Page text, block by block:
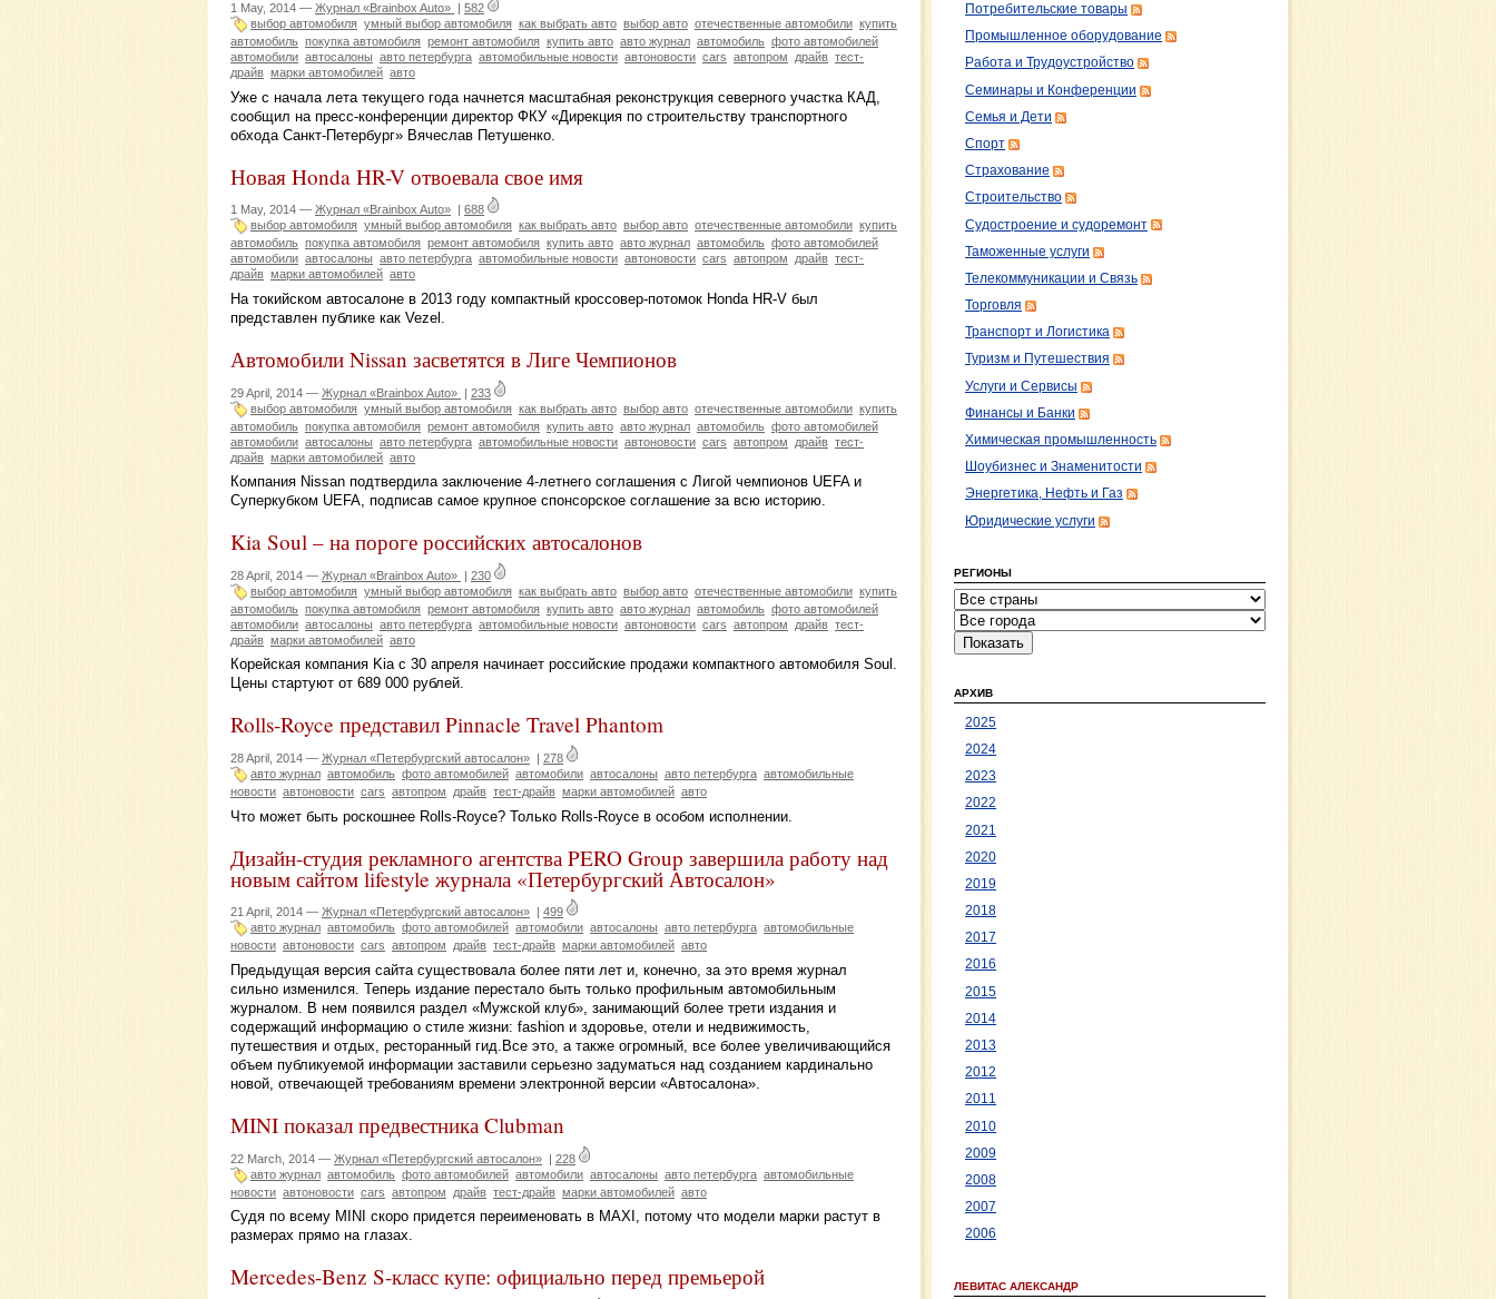
1 May, 2014 — Журнал «Brainbox Auto» | 582
выбор автомобиля умный выбор автомобиля как выбрать авто выбор авто отечественные автомобили купить
автомобиль покупка автомобиля ремонт автомобиля купить авто авто журнал автомобиль фото автомобилей
автомобили автосалоны авто петербурга автомобильные новости автоновости cars автопром драйв тест-
драйв марки автомобилей авто
Уже с начала лета текущего года начнется масштабная реконструкция северного участка КАД,
сообщил на пресс-конференции директор ФКУ «Дирекция по строительству транспортного
обхода Санкт-Петербург» Вячеслав Петушенко.
Новая Honda HR-V отвоевала свое имя
1 May, 2014 — Журнал «Brainbox Auto»
688
выбор автомобиля умный выбор автомобиля как выбрать авто выбор авто отечественные автомобили купить
автомобиль покупка автомобиля ремонт автомобиля купить авто авто журнал автомобиль фото автомобилей
автомобили автосалоны авто петербурга автомобильные новости автоновости cars автопром драйв тест-
драйв марки автомобилей авто
На токийском автосалоне в 2013 году компактный кроссовер-потомок Honda HR-V был
представлен публике как Vezel.
Автомобили Nissan засветятся в Лиге Чемпионов
29 April, 2014 — Журнал «Brainbox Auto» | 233
выбор автомобиля умный выбор автомобиля как выбрать авто выбор авто отечественные автомобили купить
автомобиль покупка автомобиля ремонт автомобиля купить авто авто журнал автомобиль фото автомобилей
автомобили автосалоны авто петербурга автомобильные новости автоновости cars автопром драйв тест-
драйв марки автомобилей авто
Компания Nissan подтвердила заключение 4-летнего соглашения с Лигой чемпионов UEFA и
Суперкубком UEFA, подписав самое крупное спонсорское соглашение за всю историю.
Kia Soul – на пороге российских автосалонов
28 April, 2014 — Журнал «Brainbox Auto» | 230
выбор автомобиля умный выбор автомобиля как выбрать авто выбор авто отечественные автомобили купить
автомобиль покупка автомобиля ремонт автомобиля купить авто авто журнал автомобиль фото автомобилей
автомобили автосалоны авто петербурга автомобильные новости автоновости cars автопром драйв тест-
драйв марки автомобилей авто
Корейская компания Kia с 30 апреля начинает российские продажи компактного автомобиля Soul.
Цены стартуют от 689 000 рублей.
Rolls-Royce представил Pinnacle Travel Phantom
28 April, 2014 — Журнал «Петербургский автосалон» | 278
авто журнал автомобиль фото автомобилей автомобили автосалоны авто петербурга автомобильные
новости автоновости cars автопром драйв тест-драйв марки автомобилей авто
Что может быть роскошнее Rolls-Royce? Только Rolls-Royce в особом исполнении.
Дизайн-студия рекламного агентства PERO Group завершила работу над
новым сайтом lifestyle журнала «Петербургский Автосалон»
21 April, 2014 — Журнал «Петербургский автосалон»
499
авто журнал автомобиль фото автомобилей автомобили автосалоны авто петербурга автомобильные
новости автоновости cars автопром драйв тест-драйв марки автомобилей авто
Предыдущая версия сайта существовала более пяти лет и, конечно, за это время журнал
сильно изменился. Теперь издание перестало быть только профильным автомобильным
журналом. В нем появился раздел «Мужской клуб», занимающий более трети издания и
содержащий информацию о стиле жизни: fashion и здоровье, отели и недвижимость,
путешествия и отдых, ресторанный гид.Все это, а также огромный, все более увеличивающийся
объем публикуемой информации заставили серьезно задуматься над созданием кардинально
новой, отвечающей требованиям времени электронной версии «Автосалона».
MINI показал предвестника Clubman
22 March, 2014 — Журнал «Петербургский автосалон» | 228
авто журнал автомобиль фото автомобилей автомобили автосалоны авто петербурга автомобильные
новости автоновости cars автопром драйв тест-драйв марки автомобилей авто
Судя по всему MINI скоро придется переименовать в MAXI, потому что модели марки растут в
размерах прямо на глазах.
Mercedes-Benz S-класс купе: официально перед премьерой
Потребительские товары
Промышленное оборудование
Работа и Трудоустройство
Семинары и Конференции
Семья и Дети
Спорт
Страхование
Строительство
Судостроение и судоремонт
Таможенные услуги
Телекоммуникации и Связь
Торговля
Транспорт и Логистика
Туризм и Путешествия
Услуги и Сервисы
Финансы и Банки
Химическая промышленность
Шоубизнес и Знаменитости
Энергетика, Нефть и Газ
Юридические услуги
РЕГИОНЫ
АРХИВ
2025
2024
2023
2022
2021
2020
2019
2018
2017
2016
2015
2014
2013
2012
2011
2010
2009
2008
2007
2006
ЛЕВИТАС АЛЕКСАНДР